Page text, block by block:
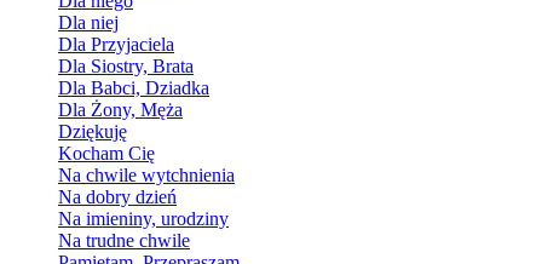
Dla niej
Dla Przyjaciela
Dla Siostry, Brata
Dla Babci, Dziadka
Dla Żony, Męża
Dziękuję
Kocham Cię
Na chwile wytchnienia
Na dobry dzień
Na imieniny, urodziny
Na trudne chwile